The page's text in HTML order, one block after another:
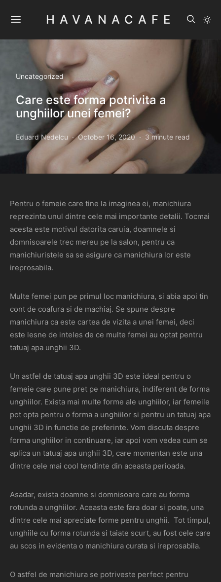
HAVANACAFE
Uncategorized
Care este forma potrivita a
unghiilor unei femei?
Eduard Nedelcu October 16, 2020 3 minute read
Pentru o femeie care tine la imaginea ei, manichiura
reprezinta unul dintre cele mai importante detalii. Tocmai
acesta este motivul datorita caruia, doamnele si
domnisoarele trec mereu pe la salon, pentru ca
manichiuristele sa se asigure ca manichiura lor este
ireprosabila.
Multe femei pun pe primul loc manichiura, si abia apoi tin
cont de coafura si de machiaj. Se spune despre
manichiura ca este cartea de vizita a unei femei, deci
este lesne de inteles de ce multe femei au optat pentru
tatuaj apa unghii 3D.
Un astfel de tatuaj apa unghii 3D este ideal pentru o
femeie care pune pret pe manichiura, indiferent de forma
unghiilor. Exista mai multe forme ale unghiilor, iar femeile
pot opta pentru o forma a unghiilor si pentru un tatuaj apa
unghii 3D in functie de preferinte. Vom discuta despre
forma unghiilor in continuare, iar apoi vom vedea cum se
aplica un tatuaj apa unghii 3D, care momentan este una
dintre cele mai cool tendinte din aceasta perioada.
Asadar, exista doamne si domnisoare care au forma
rotunda a unghiilor. Aceasta este fara doar si poate, una
dintre cele mai apreciate forme pentru unghii. Tot timpul,
unghiile cu forma rotunda si taiate scurt, au fost cele care
au scos in evidenta o manichiura curata si ireprosabila.
O astfel de manichiura se potriveste perfect pentru